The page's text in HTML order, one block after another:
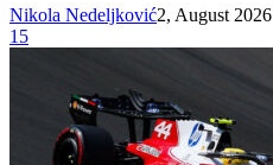
Nikola Nedeljković2, August 2026
15